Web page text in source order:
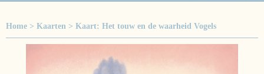
Home > Kaarten > Kaart: Het touw en de waarheid Vogels